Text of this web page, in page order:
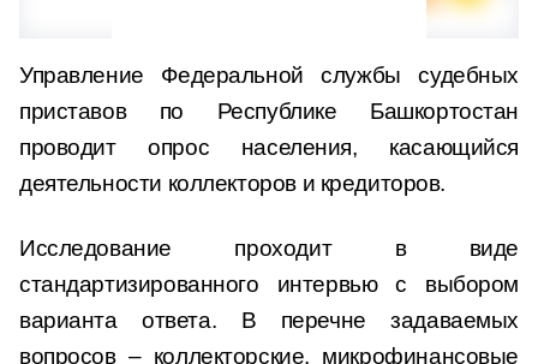
Управление Федеральной службы судебных
приставов по Республике Башкортостан
проводит опрос населения, касающийся
деятельности коллекторов и кредиторов.
Исследование проходит в виде
стандартизированного интервью с выбором
варианта ответа. В перечне задаваемых
вопросов – коллекторские, микрофинансовые